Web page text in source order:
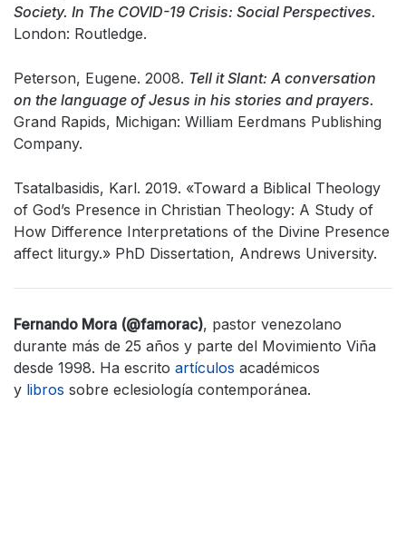
Society. In The COVID-19 Crisis: Social Perspectives.
London: Routledge.
Peterson, Eugene. 2008. Tell it Slant: A conversation
on the language of Jesus in his stories and prayers.
Grand Rapids, Michigan: William Eerdmans Publishing
Company.
Tsatalbasidis, Karl. 2019. «Toward a Biblical Theology
of God’s Presence in Christian Theology: A Study of
How Difference Interpretations of the Divine Presence
affect liturgy.» PhD Dissertation, Andrews University.
Fernando Mora (@famorac), pastor venezolano
durante más de 25 años y parte del Movimiento Viña
desde 1998. Ha escrito artículos académicos
y libros sobre eclesiología contemporánea.